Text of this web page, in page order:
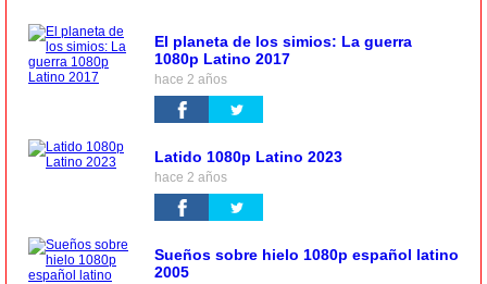
El planeta de los simios: La guerra
1080p Latino 2017
hace 2 años
Latido 1080p Latino 2023
hace 2 años
Sueños sobre hielo 1080p español latino
2005